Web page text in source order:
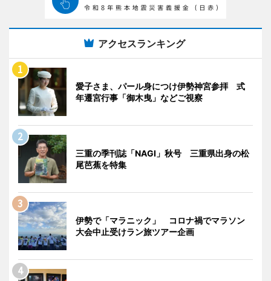
アクセスランキング
愛子さま、パール身につけ伊勢神宮参拝 式
年遷宮行事「御木曳」などご視察
三重の季刊誌「NAGI」秋号 三重県出身の松
尾芭蕉を特集
伊勢で「マラニック」 コロナ禍でマラソン
大会中止受けラン旅ツアー企画